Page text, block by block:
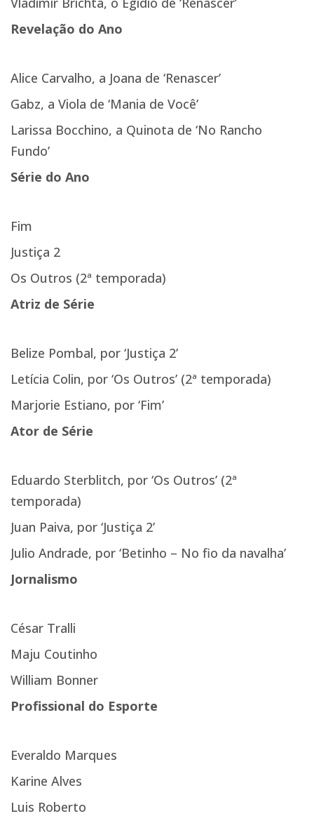
Revelação do Ano
Alice Carvalho, a Joana de ‘Renascer’
Gabz, a Viola de ‘Mania de Você’
Larissa Bocchino, a Quinota de ‘No Rancho
Fundo’
Série do Ano
Fim
Justiça 2
Os Outros (2ª temporada)
Atriz de Série
Belize Pombal, por ‘Justiça 2’
Letícia Colin, por ‘Os Outros’ (2ª temporada)
Marjorie Estiano, por ‘Fim’
Ator de Série
Eduardo Sterblitch, por ‘Os Outros’ (2ª
temporada)
Juan Paiva, por ‘Justiça 2’
Julio Andrade, por ‘Betinho – No fio da navalha’
Jornalismo
César Tralli
Maju Coutinho
William Bonner
Profissional do Esporte
Everaldo Marques
Karine Alves
Luis Roberto